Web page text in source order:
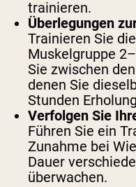
trainieren.
Überlegungen
Trainieren Sie
Muskelgruppe
Sie zwischen
denen Sie
Stunden
Verfolgen Sie
Führen Sie ein
Zunahme bei
Dauer
überwachen.